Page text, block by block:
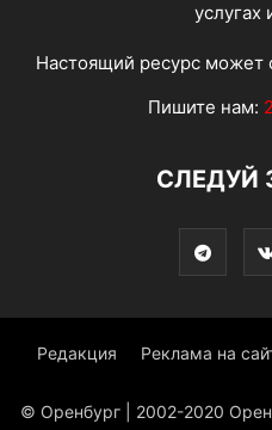
услугах
Настоящий ресурс может
Пишите нам:
СЛЕДУЙ
Редакция Реклама на
© Оренбург | 2002-2020